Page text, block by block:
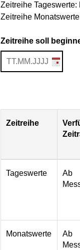
Zeitreihe
Zeitreihe
Zeitreihe soll
Zeitreihe
Tageswerte
Ab
Monatswerte
Ab